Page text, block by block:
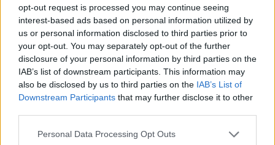
opt-out request is processed you may continue seeing
interest-based ads based on personal information utilized by
us or personal information disclosed to third parties prior to
your opt-out. You may separately opt-out of the further
disclosure of your personal information by third parties on the
IAB’s list of downstream participants. This information may
also be disclosed by us to third parties on the IAB’s List of
Downstream Participants that may further disclose it to other
Personal Data Processing Opt Outs
Győrffy Anna
KAPCSOLÓDÓ CIKKEK TÖBB A SZERZŐTŐL
Bivalytej és vino rosso 9.rész